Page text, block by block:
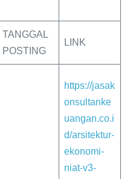
TANGGAL
POSTING
LINK
https://jasak
onsultanke
uangan.co.i
d/arsitektur-
ekonomi-
niat-v3-